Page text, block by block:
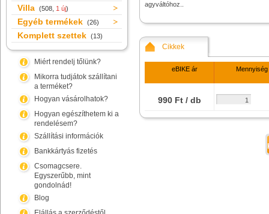
Villa (508, 1 új)
Egyéb termékek (26)
Komplett szettek (13)
Miért rendelj tőlünk?
Mikorra tudjátok szállítani
a terméket?
Hogyan vásárolhatok?
Hogyan egészíthetem ki a
rendelésem?
Szállítási információk
Bankkártyás fizetés
Csomagcsere.
Egyszerűbb, mint
gondolnád!
Blog
agyváltóhoz..
Cikkek
eBIKE ár Mennyiség
990 Ft / db